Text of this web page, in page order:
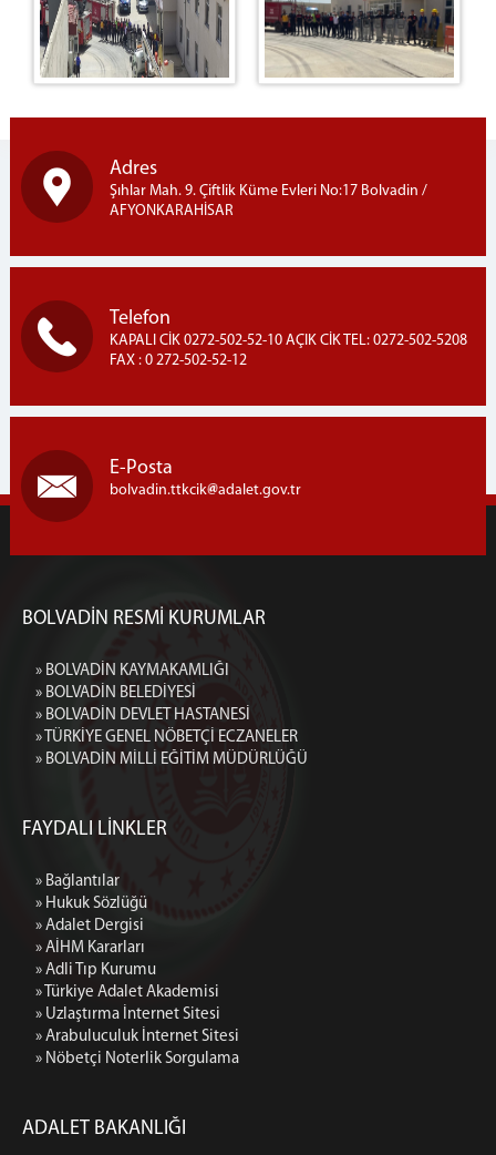
Adres
Şıhlar Mah. 9. Çiftlik Küme Evleri No:17 Bolvadin /
AFYONKARAHİSAR
Telefon
KAPALI CİK 0272-502-52-10 AÇIK CİK TEL: 0272-502-5208
FAX : 0 272-502-52-12
E-Posta
bolvadin.ttkcik adalet.gov.tr
BOLVADİN RESMİ KURUMLAR
» BOLVADİN KAYMAKAMLIĞI
» BOLVADİN BELEDİYESİ
» BOLVADİN DEVLET HASTANESİ
» TÜRKİYE GENEL NÖBETÇİ ECZANELER
» BOLVADİN MİLLİ EĞİTİM MÜDÜRLÜĞÜ
FAYDALI LİNKLER
» Bağlantılar
» Hukuk Sözlüğü
» Adalet Dergisi
» AİHM Kararları
» Adli Tıp Kurumu
» Türkiye Adalet Akademisi
» Uzlaştırma İnternet Sitesi
» Arabuluculuk İnternet Sitesi
» Nöbetçi Noterlik Sorgulama
ADALET BAKANLIĞI